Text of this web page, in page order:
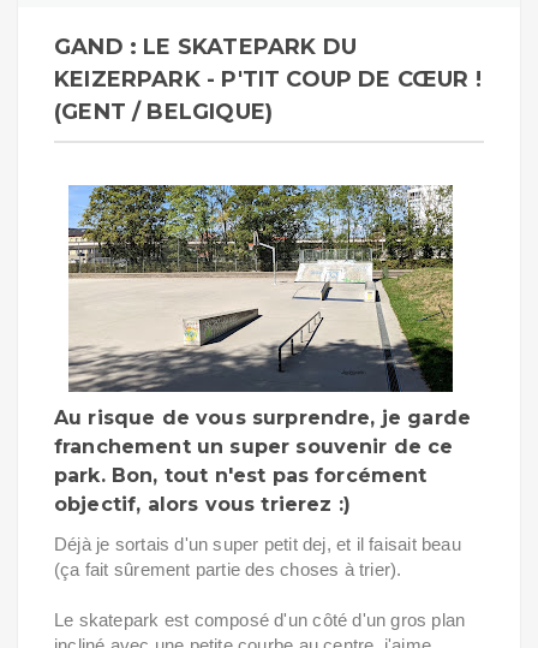
GAND : LE SKATEPARK DU
KEIZERPARK - P'TIT COUP DE CŒUR !
(GENT / BELGIQUE)
Au risque de vous surprendre, je garde
franchement un super souvenir de ce
park. Bon, tout n'est pas forcément
objectif, alors vous trierez :)
Déjà je sortais d'un super petit dej, et il faisait beau
(ça fait sûrement partie des choses à trier).
Le skatepark est composé d'un côté d'un gros plan